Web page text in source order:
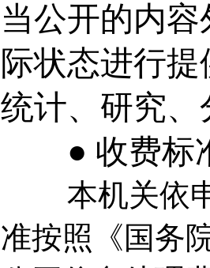
当公开的内
际状态进行
统计、研究
● 收费标
本机关依
准按照《国务